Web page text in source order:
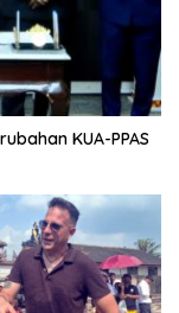
KUA-PPAS